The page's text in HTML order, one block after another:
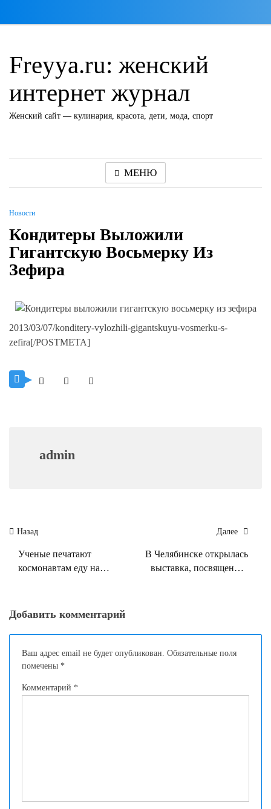
Freyya.ru: женский
интернет журнал
Женский сайт — кулинария, красота, дети, мода, спорт
МЕНЮ
Новости
Кондитеры Выложили
Гигантскую Восьмерку Из
Зефира
2013/03/07/konditery-vylozhili-gigantskuyu-vosmerku-s-
zefira[/POSTMETA]
admin
Навигация
записям
Назад
Ученые печатают
космонавтам еду на
Далее
В Челябинске открылась
выставка, посвященная
Добавить комментарий
Ваш адрес email не будет опубликован. Обязательные поля
помечены *
Комментарий *